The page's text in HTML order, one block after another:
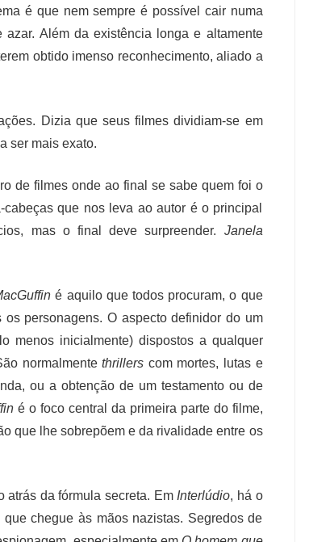
é que nem sempre é possível cair numa
Além da existência longa e altamente
obtido imenso reconhecimento, aliado a
Dizia que seus filmes dividiam-se em
ser mais exato.
de filmes onde ao final se sabe quem foi o
que nos leva ao autor é o principal
mas o final deve surpreender. Janela
é aquilo que todos procuram, o que
personagens. O aspecto definidor do um
menos inicialmente) dispostos a qualquer
normalmentethrillers com mortes, lutas e
ou a obtenção de um testamento ou de
é o foco central da primeira parte do filme,
que lhe sobrepõem e da rivalidade entre os
atrás da fórmula secreta. Em Interlúdio, há o
chegue às mãos nazistas. Segredos de